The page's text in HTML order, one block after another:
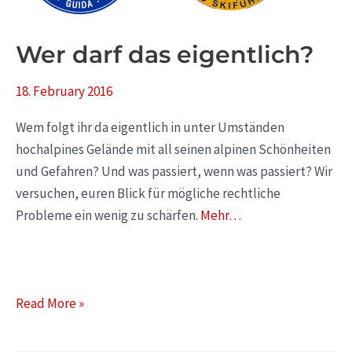
Wer darf das eigentlich?
18. February 2016
Wem folgt ihr da eigentlich in unter Umständen
hochalpines Gelände mit all seinen alpinen Schönheiten
und Gefahren? Und was passiert, wenn was passiert? Wir
versuchen, euren Blick für mögliche rechtliche
Probleme ein wenig zu schärfen. Mehr…
Read More »